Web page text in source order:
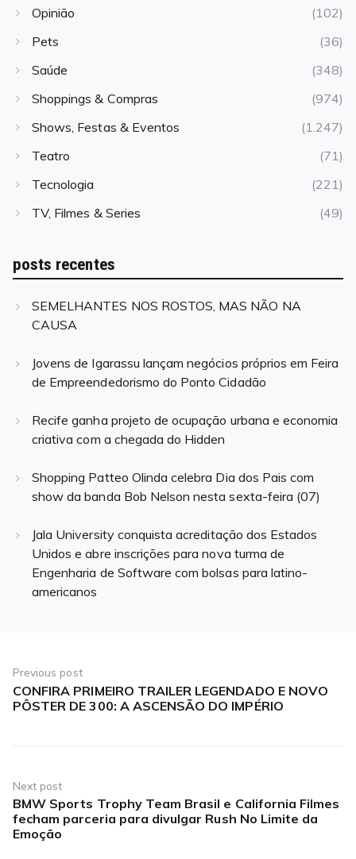
Opinião
(102)
Pets
(36)
Saúde
(348)
Shoppings & Compras
(974)
Shows, Festas & Eventos
(1.247)
Teatro
(71)
Tecnologia
(221)
TV, Filmes & Series
(49)
posts recentes
SEMELHANTES NOS ROSTOS, MAS NÃO NA
CAUSA
Jovens de Igarassu lançam negócios próprios em Feira
de Empreendedorismo do Ponto Cidadão
Recife ganha projeto de ocupação urbana e economia
criativa com a chegada do Hidden
Shopping Patteo Olinda celebra Dia dos Pais com
show da banda Bob Nelson nesta sexta-feira (07)
Jala University conquista acreditação dos Estados
Unidos e abre inscrições para nova turma de
Engenharia de Software com bolsas para latino-
americanos
de
Post
Previous post
Previous
post:
CONFIRA PRIMEIRO TRAILER LEGENDADO E NOVO
PÔSTER DE 300: A ASCENSÃO DO IMPÉRIO
Next post
Next
post:
BMW Sports Trophy Team Brasil e California Filmes
fecham parceria para divulgar Rush No Limite da
Emoção